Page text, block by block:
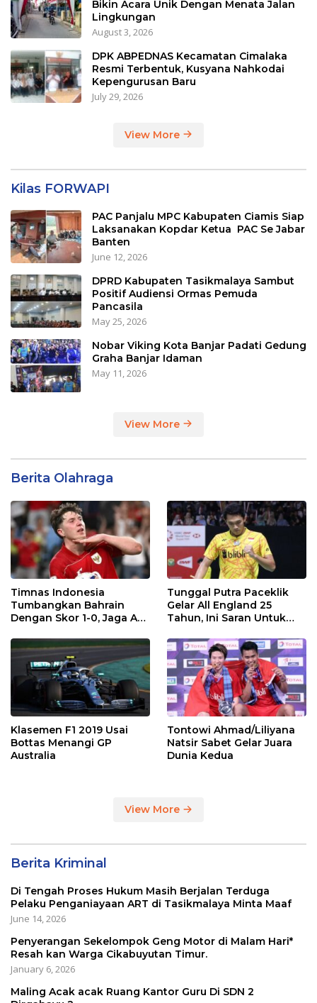
Bikin Acara Unik Dengan Menata Jalan
Lingkungan
August 3, 2026
DPK ABPEDNAS Kecamatan Cimalaka
Resmi Terbentuk, Kusyana Nahkodai
Kepengurusan Baru
July 29, 2026
View More
Kilas FORWAPI
PAC Panjalu MPC Kabupaten Ciamis Siap
Laksanakan Kopdar Ketua PAC Se Jabar
Banten
June 12, 2026
DPRD Kabupaten Tasikmalaya Sambut
Positif Audiensi Ormas Pemuda
Pancasila
May 25, 2026
Nobar Viking Kota Banjar Padati Gedung
Graha Banjar Idaman
May 11, 2026
View More
Berita Olahraga
Timnas Indonesia
Tumbangkan Bahrain
Dengan Skor 1-0, Jaga Asa
Tunggal Putra Paceklik
Gelar All England 25
Tahun, Ini Saran Untuk
Klasemen F1 2019 Usai
Bottas Menangi GP
Australia
Tontowi Ahmad/Liliyana
Natsir Sabet Gelar Juara
Dunia Kedua
View More
Berita Kriminal
Di Tengah Proses Hukum Masih Berjalan Terduga
Pelaku Penganiayaan ART di Tasikmalaya Minta Maaf
June 14, 2026
Penyerangan Sekelompok Geng Motor di Malam Hari*
Resah kan Warga Cikabuyutan Timur.
January 6, 2026
Maling Acak acak Ruang Kantor Guru Di SDN 2